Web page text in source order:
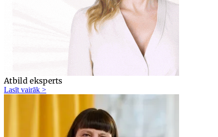
Atbild eksperts
Lasīt vairāk >